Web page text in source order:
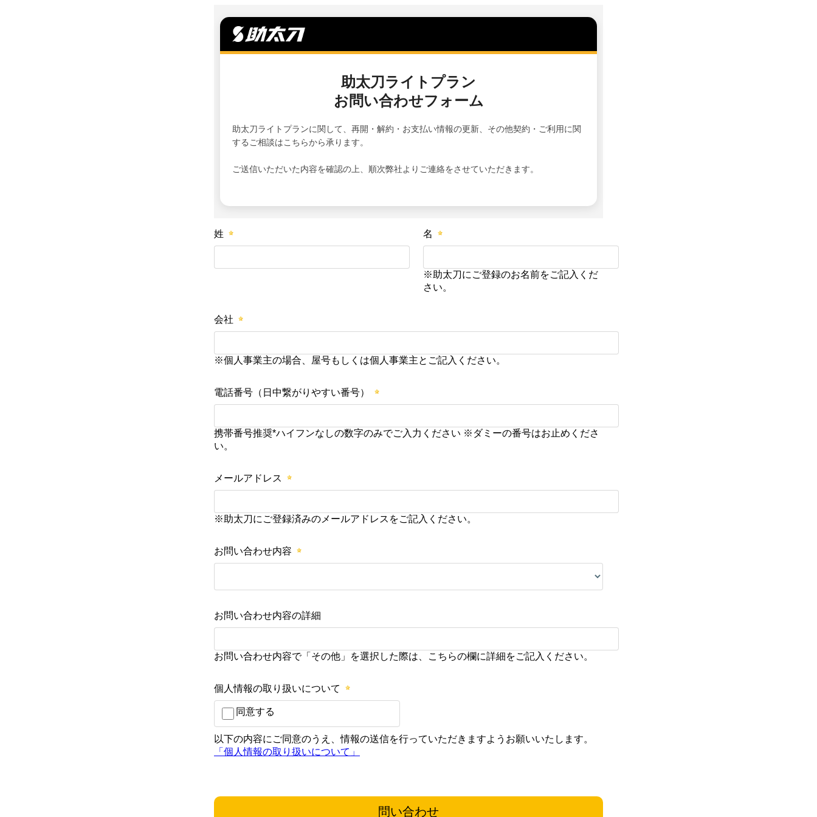
助太刀ライトプラン
お問い合わせフォーム
助太刀ライトプランに関して、再開・解約・お支払い情報の更新、その他契約・ご利用に関
するご相談はこちらから承ります。
ご送信いただいた内容を確認の上、順次弊社よりご連絡をさせていただきます。
姓 名
※助太刀にご登録のお名前をご記入くだ
さい。
会社
※個人事業主の場合、屋号もしくは個人事業主とご記入ください。
電話番号（日中繋がりやすい番号）
携帯番号推奨*ハイフンなしの数字のみでご入力ください ※ダミーの番号はお止めくださ
い。
メールアドレス
※助太刀にご登録済みのメールアドレスをご記入ください。
お問い合わせ内容
お問い合わせ内容の詳細
お問い合わせ内容で「その他」を選択した際は、こちらの欄に詳細をご記入ください。
個人情報の取り扱いについて
同意する
以下の内容にご同意のうえ、情報の送信を行っていただきますようお願いいたします。
「個人情報の取り扱いについて」